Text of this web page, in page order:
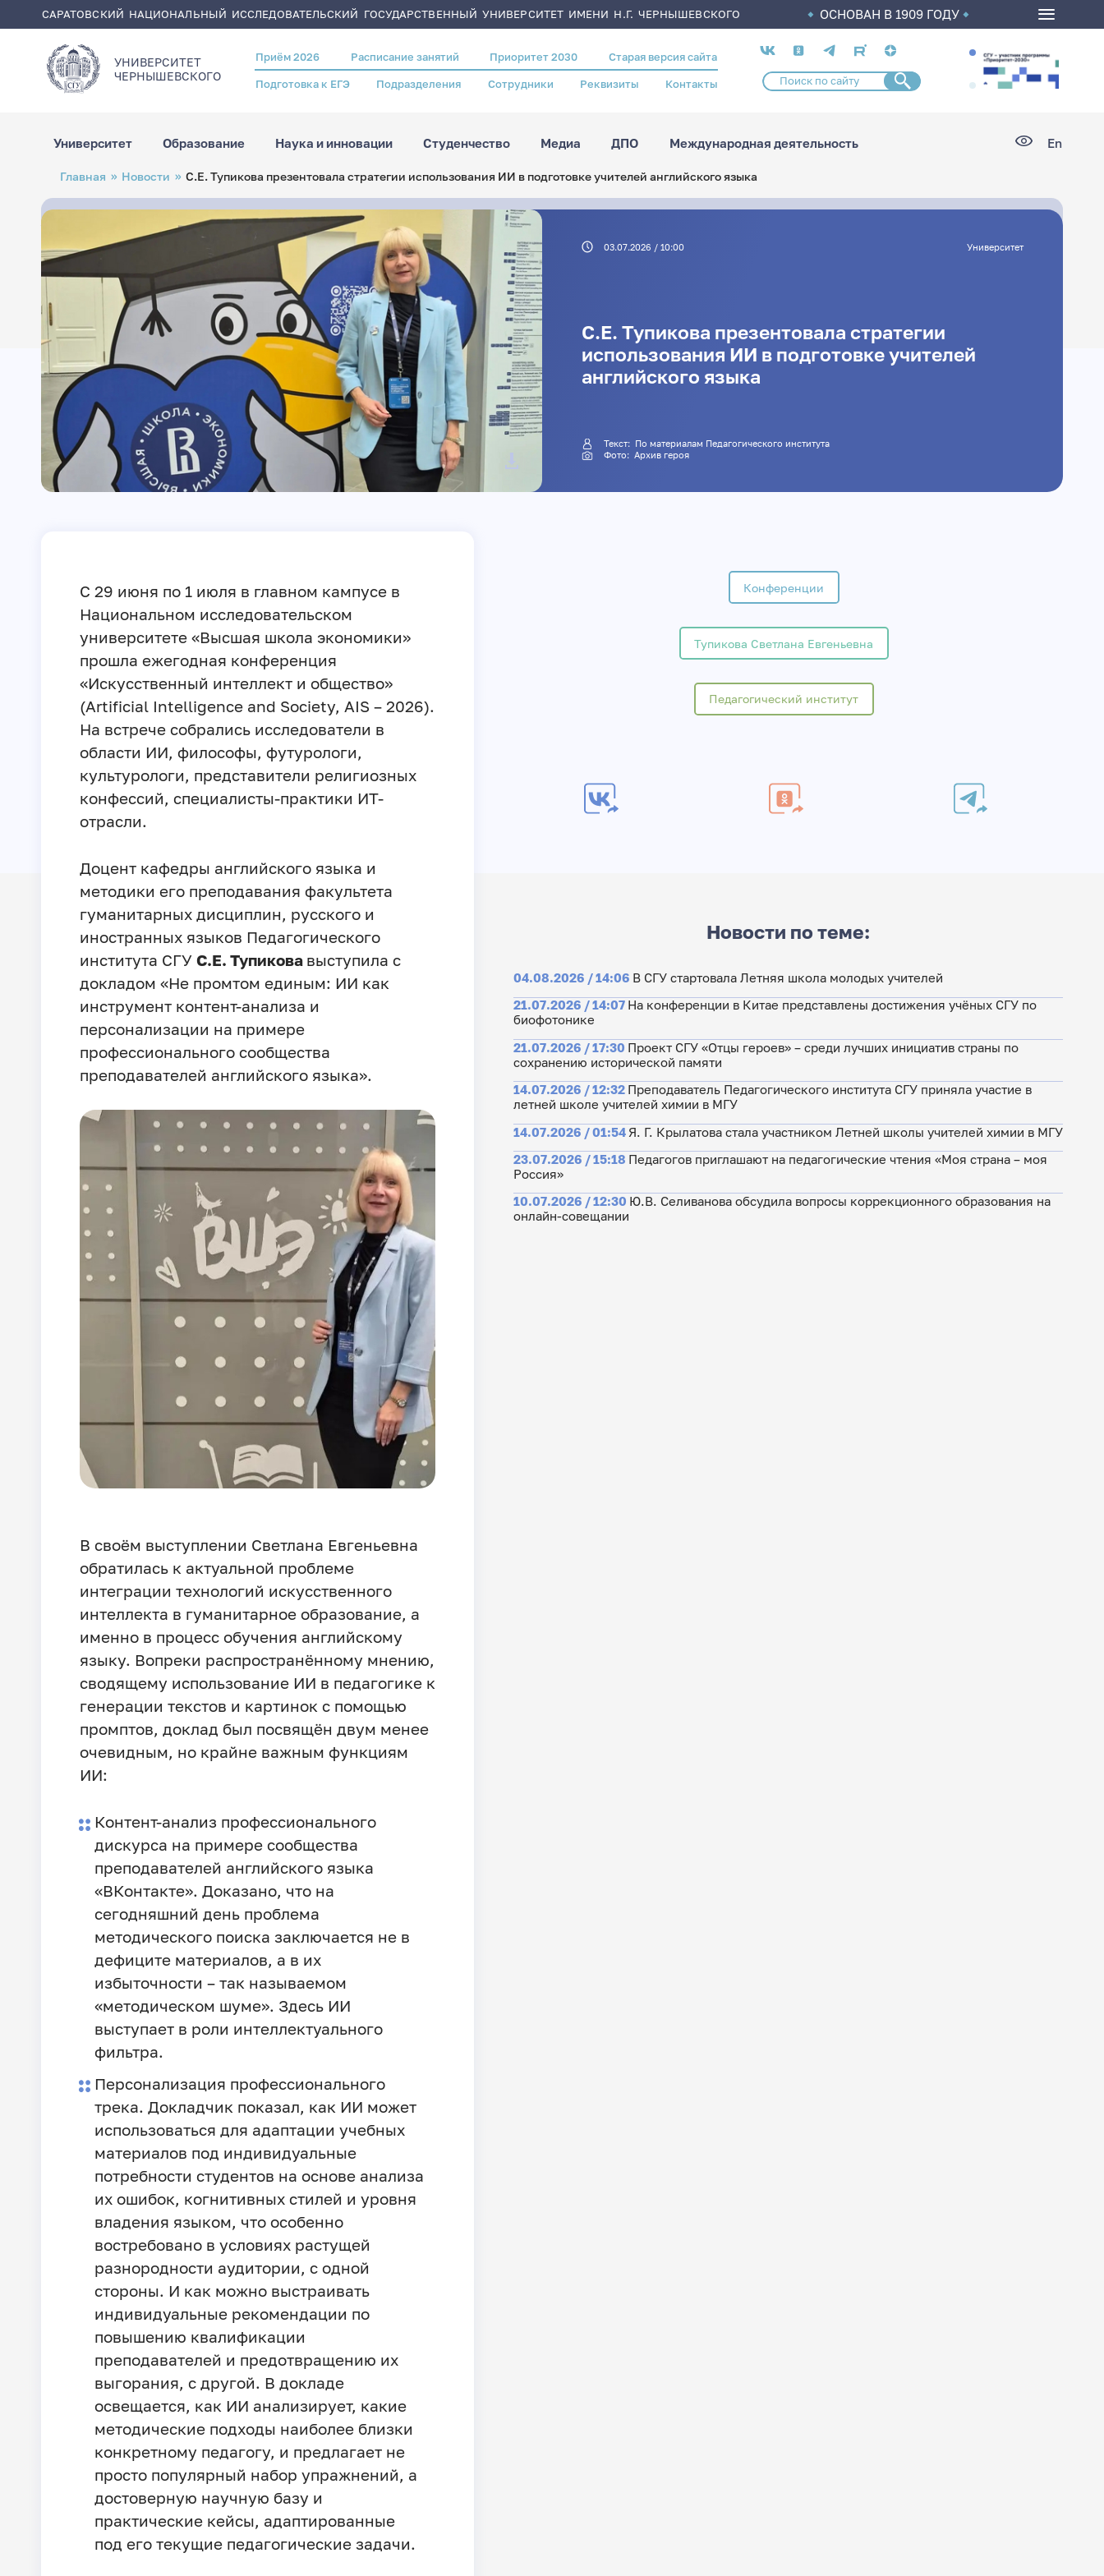
содержанию
САРАТОВСКИЙ НАЦИОНАЛЬНЫЙ ИССЛЕДОВАТЕЛЬСКИЙ ГОСУДАРСТВЕННЫЙ УНИВЕРСИТЕТ ИМЕНИ Н.Г. ЧЕРНЫШЕВСКОГО ОСНОВАН В 1909 ГОДУ
УНИВЕРСИТЕТ
ЧЕРНЫШЕВСКОГO
Header
menu
Приём 2026 Расписание занятий Приоритет 2030 Старая версия сайта
Подготовка к ЕГЭ Подразделения Сотрудники Реквизиты Контакты
Социальные
сети
Университет Образование Наука и инновации Студенчество Медиа ДПО Международная деятельность En
Строка
навигации
Главная Новости С.Е. Тупикова презентовала стратегии использования ИИ в подготовке учителей английского языка
03.07.2026 / 10:00 Университет
С.Е. Тупикова презентовала стратегии
использования ИИ в подготовке учителей
английского языка
Текст: По материалам Педагогического института
Фото: Архив героя
С 29 июня по 1 июля в главном кампусе в
Национальном исследовательском
университете «Высшая школа экономики»
прошла ежегодная конференция
«Искусственный интеллект и общество»
(Artificial Intelligence and Society, AIS – 2026).
На встрече собрались исследователи в
области ИИ, философы, футурологи,
культурологи, представители религиозных
конфессий, специалисты-практики ИТ-
отрасли.
Доцент кафедры английского языка и
методики его преподавания факультета
гуманитарных дисциплин, русского и
иностранных языков Педагогического
института СГУ С.Е. Тупикова выступила с
докладом «Не промтом единым: ИИ как
инструмент контент-анализа и
персонализации на примере
профессионального сообщества
преподавателей английского языка».
В своём выступлении Светлана Евгеньевна
обратилась к актуальной проблеме
интеграции технологий искусственного
интеллекта в гуманитарное образование, а
именно в процесс обучения английскому
языку. Вопреки распространённому мнению,
сводящему использование ИИ в педагогике к
генерации текстов и картинок с помощью
промптов, доклад был посвящён двум менее
очевидным, но крайне важным функциям
ИИ:
Контент-анализ профессионального
дискурса на примере сообщества
преподавателей английского языка
«ВКонтакте». Доказано, что на
сегодняшний день проблема
методического поиска заключается не в
дефиците материалов, а в их
избыточности – так называемом
«методическом шуме». Здесь ИИ
выступает в роли интеллектуального
фильтра.
Персонализация профессионального
трека. Докладчик показал, как ИИ может
использоваться для адаптации учебных
материалов под индивидуальные
потребности студентов на основе анализа
их ошибок, когнитивных стилей и уровня
владения языком, что особенно
востребовано в условиях растущей
разнородности аудитории, с одной
стороны. И как можно выстраивать
индивидуальные рекомендации по
повышению квалификации
преподавателей и предотвращению их
выгорания, с другой. В докладе
освещается, как ИИ анализирует, какие
методические подходы наиболее близки
конкретному педагогу, и предлагает не
просто популярный набор упражнений, а
достоверную научную базу и
практические кейсы, адаптированные
под его текущие педагогические задачи.
Конференции
Тупикова Светлана Евгеньевна
Педагогический институт
Новости по теме:
04.08.2026 / 14:06 В СГУ стартовала Летняя школа молодых учителей
21.07.2026 / 14:07 На конференции в Китае представлены достижения учёных СГУ по
биофотонике
21.07.2026 / 17:30 Проект СГУ «Отцы героев» – среди лучших инициатив страны по
сохранению исторической памяти
14.07.2026 / 12:32 Преподаватель Педагогического института СГУ приняла участие в
летней школе учителей химии в МГУ
14.07.2026 / 01:54 Я. Г. Крылатова стала участником Летней школы учителей химии в МГУ
23.07.2026 / 15:18 Педагогов приглашают на педагогические чтения «Моя страна – моя
Россия»
10.07.2026 / 12:30 Ю.В. Селиванова обсудила вопросы коррекционного образования на
онлайн-совещании